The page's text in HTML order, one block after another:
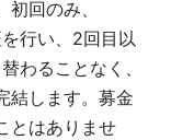
回のみ、
行い、2回目以
わることなく、
結します。募金
とはありませ